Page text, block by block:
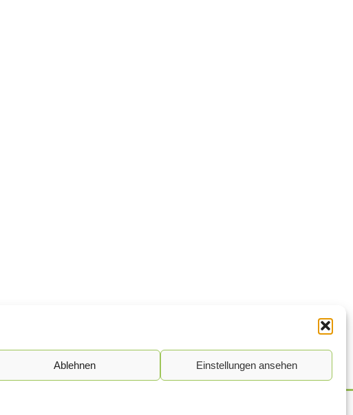
Ablehnen Einstellungen ansehen